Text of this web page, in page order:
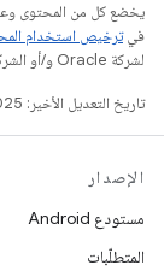
يخضع كل من المحتوى
فيترخيص استخدام
لشركة Oracle و/أو الشركات التابعة لها.
تاريخ التعديل الأخير: 2025-07-27 (حسب التوقيت العالمي المتفَّق عليه)
الإصدار
مستودع Android
المتطلّبات